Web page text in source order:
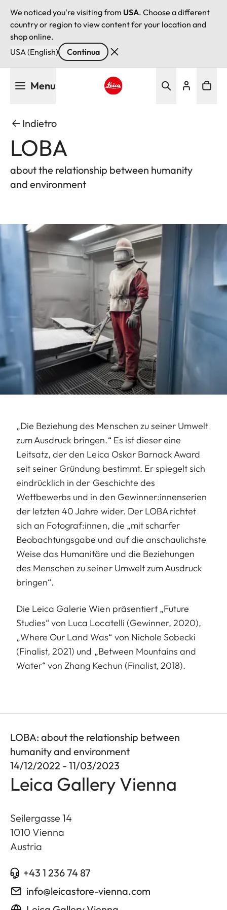
We noticed you're visiting from USA. Choose a different
country or region to view content for your location and
shop online.
USA (English)
Continua
Menu
Indietro
LOBA
about the relationship between humanity
and environment
„Die Beziehung des Menschen zu seiner Umwelt
zum Ausdruck bringen.“ Es ist dieser eine
Leitsatz, der den Leica Oskar Barnack Award
seit seiner Gründung bestimmt. Er spiegelt sich
eindrücklich in der Geschichte des
Wettbewerbs und in den Gewinner:innenserien
der letzten 40 Jahre wider. Der LOBA richtet
sich an Fotograf:innen, die „mit scharfer
Beobachtungsgabe und auf die anschaulichste
Weise das Humanitäre und die Beziehungen
des Menschen zu seiner Umwelt zum Ausdruck
bringen“.
Die Leica Galerie Wien präsentiert „Future
Studies“ von Luca Locatelli (Gewinner, 2020),
„Where Our Land Was“ von Nichole Sobecki
(Finalist, 2021) und „Between Mountains and
Water“ von Zhang Kechun (Finalist, 2018).
LOBA: about the relationship between
humanity and environment
14/12/2022 - 11/03/2023
Leica Gallery Vienna
Seilergasse 14
1010 Vienna
Austria
+43 1 236 74 87
info@leicastore-vienna.com